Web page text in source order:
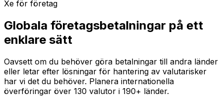
Xe för företag
Globala företagsbetalningar på ett
enklare sätt
Oavsett om du behöver göra betalningar till andra länder
eller letar efter lösningar för hantering av valutarisker
har vi det du behöver. Planera internationella
överföringar över 130 valutor i 190+ länder.